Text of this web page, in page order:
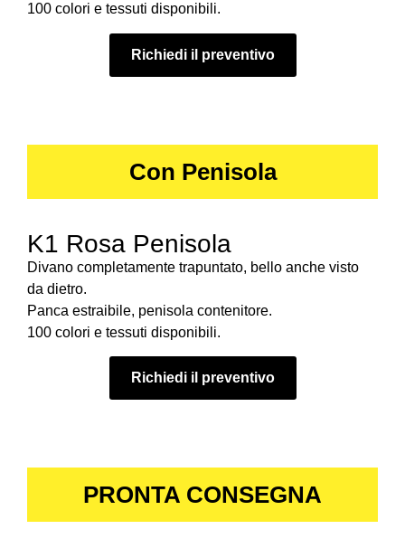
100 colori e tessuti disponibili.
Richiedi il preventivo
Con Penisola
K1 Rosa Penisola
Divano completamente trapuntato, bello anche visto
da dietro.
Panca estraibile, penisola contenitore.
100 colori e tessuti disponibili.
Richiedi il preventivo
PRONTA CONSEGNA